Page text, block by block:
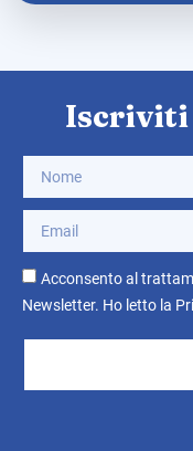
Iscriviti
Acconsento al
Newsletter. Ho letto la